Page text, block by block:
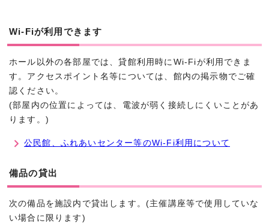
Wi-Fiが利用できます
ホール以外の各部屋では、貸館利用時にWi-Fiが利用できま
す。アクセスポイント名等については、館内の掲示物でご確
認ください。
(部屋内の位置によっては、電波が弱く接続しにくいことがあ
ります。)
公民館、ふれあいセンター等のWi-Fi利用について
備品の貸出
次の備品を施設内で貸出します。(主催講座等で使用していな
い場合に限ります)